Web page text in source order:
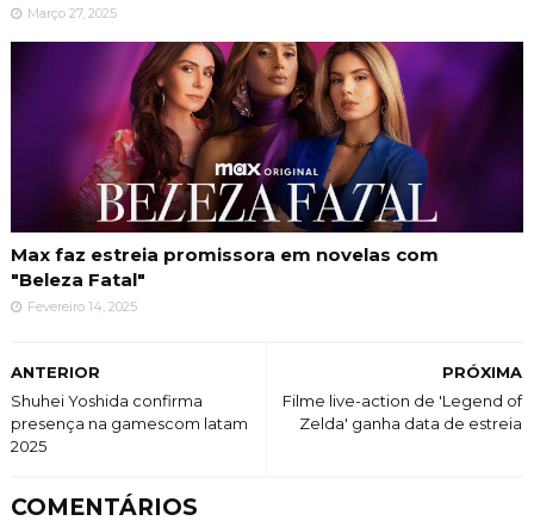
Março 27, 2025
Max faz estreia promissora em novelas com
"Beleza Fatal"
Fevereiro 14, 2025
PRÓXIMA
Filme live-action de 'Legend of
Zelda' ganha data de estreia
ANTERIOR
Shuhei Yoshida confirma
presença na gamescom latam
2025
COMENTÁRIOS